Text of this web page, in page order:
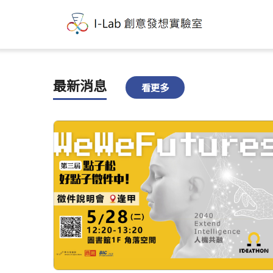
最新消息 看更多